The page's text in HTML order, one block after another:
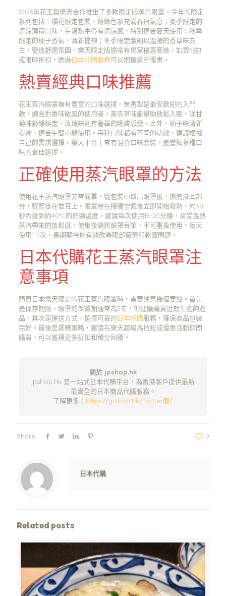
2026年花王與樂天合作推出了多款限定版蒸汽眼罩。今年的限定
系列包括：櫻花限定包裝，粉嫩色系充滿春日氣息；夏季限定的
清涼薄荷口味，在溫熱中帶有清涼感，特別適合夏天使用；秋季
限定的柚子香氣，清新提神；冬季限定版則以溫暖的香草味為
主，營造舒適氛圍。樂天限定版通常有獨家優惠套裝，如買5送1
或限時折扣，透過日本代購服務可以把握這些優惠。
熱賣經典口味推薦
花王蒸汽眼罩擁有豐富的口味選擇。無香型是最受歡迎的入門
款，適合對香味敏感的使用者。薰衣草味能幫助放鬆入眠，洋甘
菊味舒緩鎮定，玫瑰味則有奢華的護膚感受。此外，柚子味清新
提神，適合午間小憩使用。每種口味都有不同的功效，建議根據
自己的需求選擇。樂天平台上常有混合口味套裝，是嘗試多種口
味的最佳選擇。
正確使用蒸汽眼罩的方法
使用花王蒸汽眼罩非常簡單。從包裝中取出眼罩後，撕開掛耳部
分，輕輕掛在雙耳上。眼罩會在接觸空氣後立即開始發熱，約30
秒內達到約40°C的舒適溫度。建議每次使用15-20分鐘，享受溫熱
蒸汽帶來的放鬆感。使用後請將眼罩丟棄，不可重複使用。每天
使用1-2次，長期堅持能有效改善眼部疲勞和乾澀問題。
日本代購花王蒸汽眼罩注
意事項
購買日本樂天限定的花王蒸汽眼罩時，需要注意幾個要點。首先
是保存期限，眼罩的保質期通常為3年，但建議購買近期生產的產
品。其次是運送方式，選擇可靠的日本代購服務，確保商品包裝
完好。最後是選購策略，建議在樂天超級馬拉松或優惠活動期間
購買，可以獲得更多折扣和積分回饋。
關於 jpshop.hk
jpshop.hk 是一站式日本代購平台，為香港客戶提供最新
最齊全的日本商品代購服務。
了解更多： https://jpshop.hk/footer簡/
Share 0
Warning
/www/wwwroot/jpshop.hk/wp-content/themes/betheme/includes/content-single.php
on line
286
日本代購
Related posts